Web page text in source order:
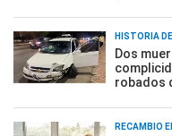
HISTORIA
Dos
robados
RECAMBIO